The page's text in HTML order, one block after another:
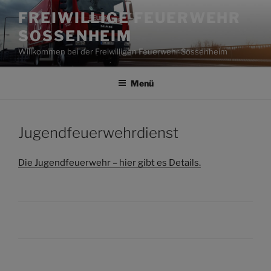
Zum
Inhalt
springen
FREIWILLIGE FEUERWEHR
SOSSENHEIM
Willkommen bei der Freiwilligen Feuerwehr Sossenheim
Menü
Jugendfeuerwehrdienst
Die Jugendfeuerwehr – hier gibt es Details.